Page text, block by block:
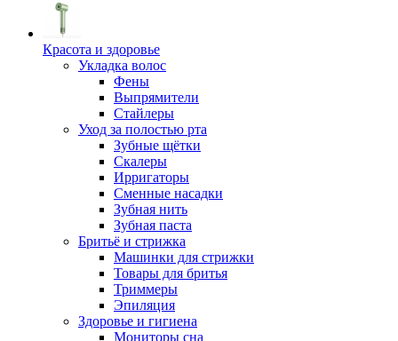
Красота и здоровье
Укладка волос
Фены
Выпрямители
Стайлеры
Уход за полостью рта
Зубные щётки
Скалеры
Ирригаторы
Сменные насадки
Зубная нить
Зубная паста
Бритьё и стрижка
Машинки для стрижки
Товары для бритья
Триммеры
Эпиляция
Здоровье и гигиена
Мониторы сна